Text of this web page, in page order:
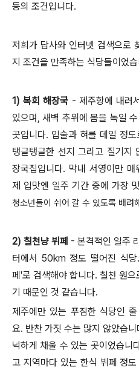
등의 조건입니다.
저희가 답사와 인터넷 검색으로
지 조건을 만족하는 식당들이었
1) 복희 해장국 - 제주항에 내려
있으며, 새벽 추위에 몸을 녹일
곳입니다. 입술과 혀를 데일 정
탱글탱글한 선지 그리고 질기지
장국집입니다. 막내 서영이만
제 입맛엔 일주 기간 중에 가장
청소년들이 쉬어 갈 수 있도록 배려
2) 칠천냥 뷔페 - 본격적인 일주
터에서 50km 정도 떨어진 식
페'로 검색해야 합니다. 칠천 원
기 때문인 것 같습니다.
제주에만 있는 푸짐한 식당인
요. 반찬 가짓 수는 많지 않았습
넉하게 채울 수 있는 곳이었습니
고 지역마다 있는 한식 뷔페 정